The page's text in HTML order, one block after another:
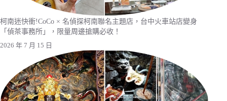
柯南迷快衝!CoCo × 名偵探柯南聯名主題店，台中火車站店變身
「偵茶事務所」，限量周邊搶購必收！
2026 年 7 月 15 日